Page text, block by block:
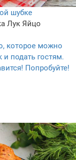
шубке
Лук Яйцо
которое можно
и подать гостям.
Попробуйте!